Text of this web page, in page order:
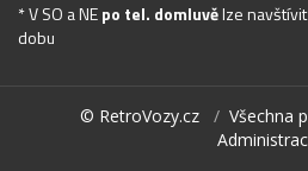
* V SO a NEpo tel. domluvělze
dobu
© RetroVozy.cz / Všechna